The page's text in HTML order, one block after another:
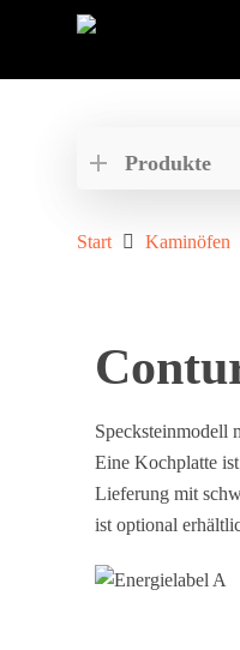
schließen der Suche.
Produkte
Start Kaminöfen
Specksteinmodell
Eine Kochplatte
Lieferung mit
ist optional